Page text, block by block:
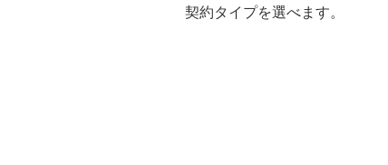
契約タイプを選べます。